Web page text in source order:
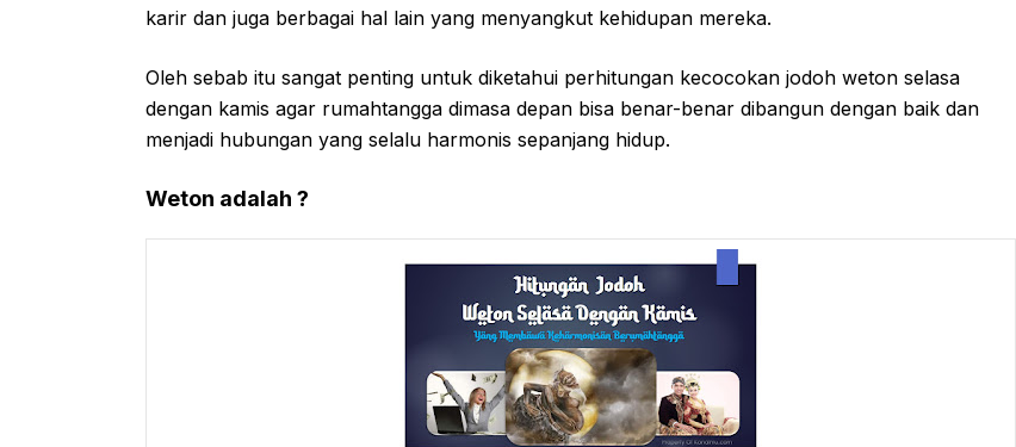
karir dan juga berbagai hal lain yang menyangkut kehidupan mereka.
Oleh sebab itu sangat penting untuk diketahui perhitungan kecocokan jodoh weton selasa
dengan kamis agar rumahtangga dimasa depan bisa benar-benar dibangun dengan baik dan
menjadi hubungan yang selalu harmonis sepanjang hidup.
Weton adalah ?